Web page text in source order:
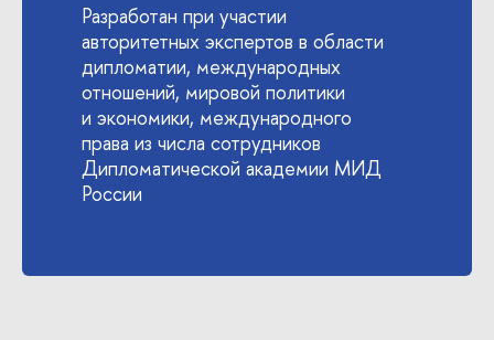
Разработан при участии
авторитетных экспертов в области
дипломатии, международных
отношений, мировой политики
и экономики, международного
права из числа сотрудников
Дипломатической академии МИД
России